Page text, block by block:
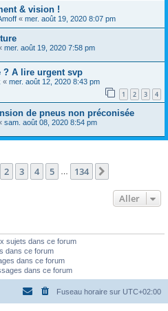
& vision !
« mer. août 19, 2020 8:07 pm
mer. août 19, 2020 7:58 pm
? A lire urgent svp
« mer. août 12, 2020 8:43 pm
1 2 3 4
de pneus non préconisée
sam. août 08, 2020 8:54 pm
1sur134
2 3 4 5 134
Aller
sujets dans ce forum
dans ce forum
dans ce forum
dans ce forum
Fuseau horaire sur UTC+02:00